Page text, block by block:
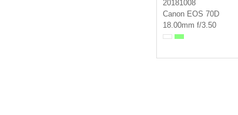
20181008
Canon EOS 70D
18.00mm f/3.50